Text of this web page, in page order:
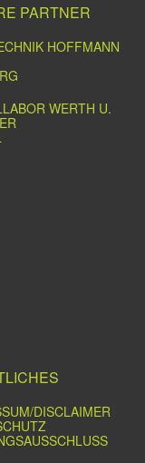
PARTNER
HOFFMANN
WERTH U.
DISCLAIMER